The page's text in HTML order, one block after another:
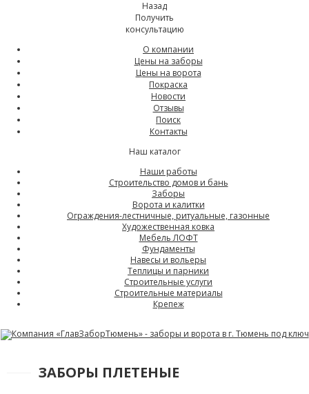
Назад
Получить
консультацию
О компании
Цены на заборы
Цены на ворота
Покраска
Новости
Отзывы
Поиск
Контакты
Наш каталог
Наши работы
Строительство домов и бань
Заборы
Ворота и калитки
Ограждения-лестничные, ритуальные, газонные
Художественная ковка
Мебель ЛОФТ
Фундаменты
Навесы и вольеры
Теплицы и парники
Строительные услуги
Строительные материалы
Крепеж
ЗАБОРЫ ПЛЕТЕНЫЕ